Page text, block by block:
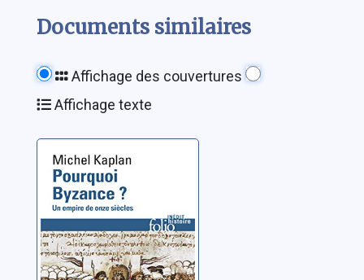
Documents similaires
Affichage des couvertures
Affichage texte
Pourquoi
Byzance ?: un
empire de onze
siècles
Kaplan, Michel